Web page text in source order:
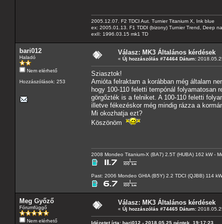
2005.12.07. F2 TDCI Aut. Turnier Titanium X, Ink blue
ex: 2005.01.13. F1 TDDI (bizony) Turnier Trend, Deep
exII: 1996.03.15 mk1 TD
bari012
Haladó
Nem elérhető
Hozzászólások: 253
Válasz: MK3 Általános kérdések
« Új hozzászólás #74464 Dátum:
Sziasztok!
Amióta felraktam a korábban még általam
hogy 100-110 feletti tempónál folyamatosan
görgőzték is a felniket. A 100-110 feletti
illetve fékezéskor még mindig rázza a
Mi okozhatja ezt?
Köszönöm
2008 Mondeo Titanium-X (BA7) 2.5T (HUBA) 162 kW -
Past: 2006 Mondeo GHIA (B5Y) 2.2 TDCI (QJBB) 114
Meg Győző
Fórumfüggő
Nem elérhető
Válasz: MK3 Általános kérdések
« Új hozzászólás #74465 Dátum:
Idézetet írta: bari012 - 2018.05.25 péntek, 19:17:23